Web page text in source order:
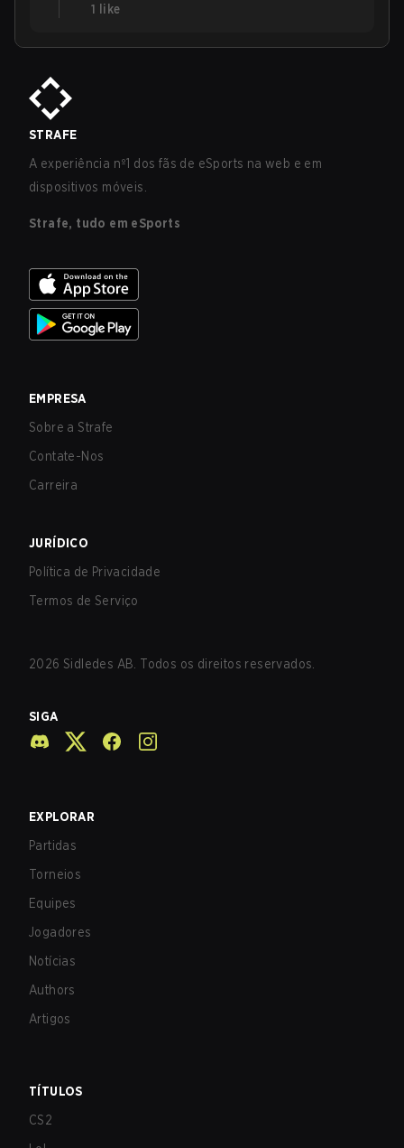
1
like
STRAFE
A experiência nº1 dos fãs de eSports na web e em
dispositivos móveis.
Strafe, tudo em eSports
EMPRESA
Sobre a Strafe
Contate-Nos
Carreira
JURÍDICO
Política de Privacidade
Termos de Serviço
2026 Sidledes AB. Todos os direitos reservados.
SIGA
EXPLORAR
Partidas
Torneios
Equipes
Jogadores
Notícias
Authors
Artigos
TÍTULOS
CS2